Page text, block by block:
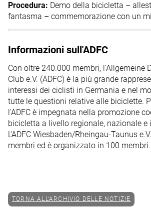
Procedura: Demo della bicicletta –
fantasma – commemorazione con un
Informazioni sull'ADFC
Con oltre 240.000 membri, l'Allgemeine
Club e.V. (ADFC) è la più grande
interessi dei ciclisti in Germania e nel
tutte le questioni relative alle biciclette.
l'ADFC è impegnata nella promozione
bicicletta a livello regionale, nazionale e
L'ADFC Wiesbaden/Rheingau-Taunus
membri ed è organizzato in 100
TORNA ALL'ARCHIVIO DELLE NOTIZIE